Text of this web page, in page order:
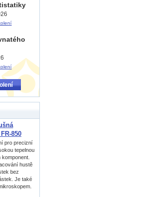
850
pro precizní
tepelnou
hustě
bez
Je také